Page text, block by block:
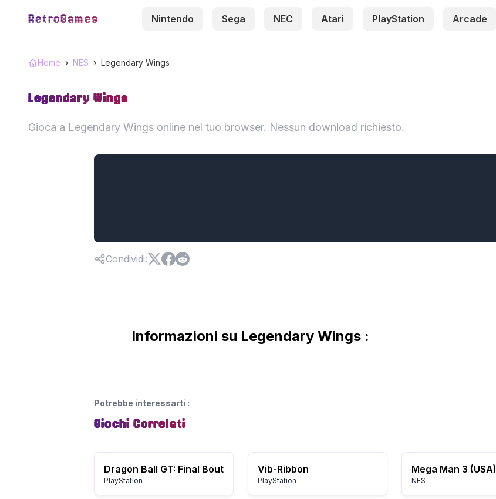
RetroGames Nintendo Sega NEC Atari PlayStation Arcade
Home › NES › Legendary Wings
Legendary Wings
Gioca a Legendary Wings online nel tuo browser. Nessun download richiesto.
Condividi:
Informazioni su Legendary Wings :
Potrebbe interessarti :
Giochi Correlati
Dragon Ball GT: Final Bout
PlayStation
Vib-Ribbon
PlayStation
Mega Man 3 (USA)
NES